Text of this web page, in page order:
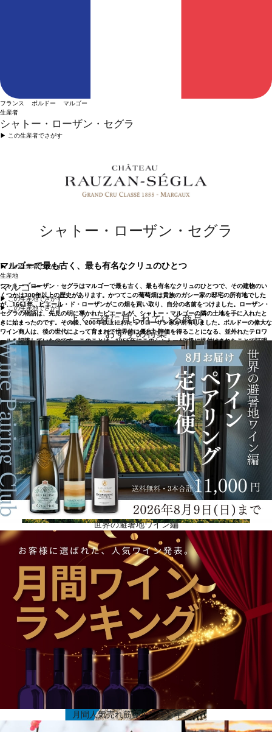
フランス ボルドー マルゴー
生産者
シャトー・ローザン・セグラ
▶︎ この生産者でさがす
シャトー・ローザン・セグラ
マルゴーで最も古く、最も有名なクリュのひとつ
シャトー・ローザン・セグラはマルゴーで最も古く、最も有名なクリュのひとつで、その建物のい
くつかは300年以上の歴史があります。かつてこの葡萄畑は貴族のガシー家の邸宅の所有地でした
が、1661年、ピエール・ド・ローザンがこの畑を買い取り、自分の名前をつけました。ローザン・
セグラの物語は、先見の明に導かれたピエールが、シャトー・マルゴーの隣の土地を手に入れたと
きに始まったのです。その後、200年以上にわたってローザン家が所有しました。ボルドーの偉大な
ワイン商人は、後の世代によって育まれて世界的に優れた評価を得ることになる、並外れたテロワ
ールを認識していたのです。このことは、1855年にこのシャトーが2級に格付けされたことで証明
されました。
1994年にシャネルが購入
その後の所有者も改良を続け、2級グラン・ヴァンを限りなく1級に近いスーパーセカンドとして確
立させることに貢献しました。1994年には、シャネルの創始者ピエール・ヴェルトハイマーの孫に
あたるアランとジェラール・ヴェルトハイマー兄弟に引き継がれ、ドメーヌは豪華さ増していま
す。1993年にシャトー・ラトゥールの買収ができなかった彼らは、セグラに資金を投入し、シャト
ーから最良の個性を引き出すことにしました。シャトー自体は1904年に古い建物と入れ替わりに建
てられ、1985年にシャトー裏手の公園に巨大な醸造・熟成庫が増設されていました。特筆すべき
は、2級格付けの中でもシャトー・ムートン・ロートシルトに次いで2番目に分類されたことです。
▶︎ この生産者でさがす
生産地
マルゴー
▶︎ この生産地でさがす
▶︎ この生産地でさがす
よく一緒に見られている商品
おすすめ特集
世界の避暑地ワイン編
月間人気売れ筋ワインランキング